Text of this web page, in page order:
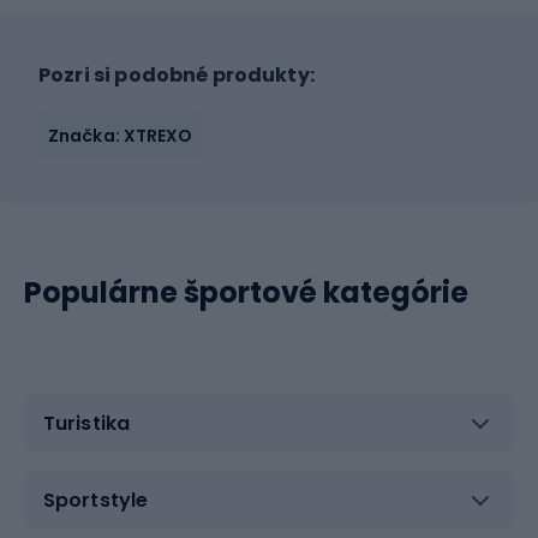
Pozri si podobné produkty:
Značka: XTREXO
Populárne športové kategórie
Turistika
Sportstyle